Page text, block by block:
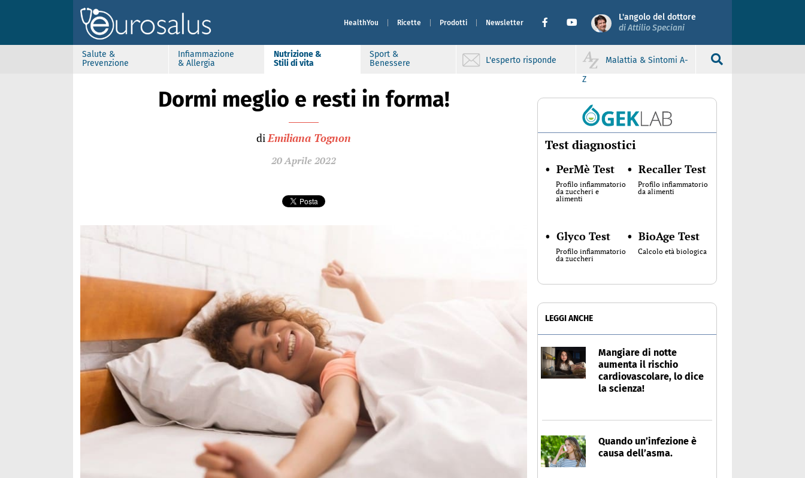
HealthYou Ricette Prodotti Newsletter
L'angolo del dottore
di Attilio Speciani
Salute &
Prevenzione
Infiammazione
& Allergia
Nutrizione &
Stili di vita
Sport &
Benessere
L'esperto risponde
Malattia & Sintomi A-
Z
Dormi meglio e resti in forma!
diEmiliana Tognon
20 Aprile 2022
Test diagnostici
• PerMè Test
Profilo infiammatorio
da zuccheri e
alimenti
• Recaller Test
Profilo infiammatorio
da alimenti
• Glyco Test
Profilo infiammatorio
da zuccheri
• BioAge Test
Calcolo età biologica
LEGGI ANCHE
Mangiare di notte
aumenta il rischio
cardiovascolare, lo dice
la scienza!
Quando un’infezione è
causa dell’asma.